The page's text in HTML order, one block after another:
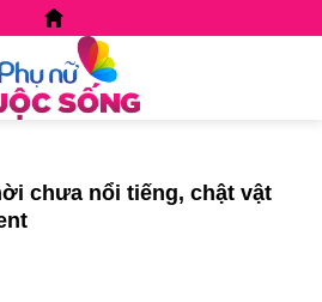
chưa nổi tiếng, chật vật